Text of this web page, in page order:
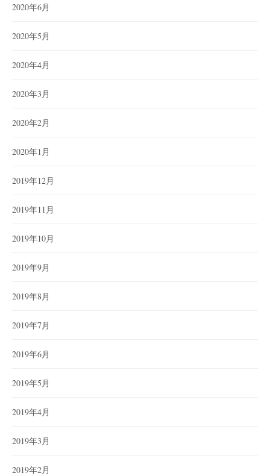
2020年6月
2020年5月
2020年4月
2020年3月
2020年2月
2020年1月
2019年12月
2019年11月
2019年10月
2019年9月
2019年8月
2019年7月
2019年6月
2019年5月
2019年4月
2019年3月
2019年2月